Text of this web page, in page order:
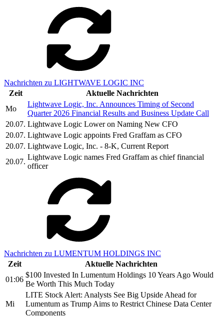
Nachrichten zu LIGHTWAVE LOGIC INC
Zeit
Aktuelle Nachrichten
Mo
Lightwave Logic, Inc. Announces Timing of Second
Quarter 2026 Financial Results and Business Update Call
20.07. Lightwave Logic Lower on Naming New CFO
20.07. Lightwave Logic appoints Fred Graffam as CFO
20.07. Lightwave Logic, Inc. - 8-K, Current Report
20.07.
Lightwave Logic names Fred Graffam as chief financial
officer
Nachrichten zu LUMENTUM HOLDINGS INC
Zeit
Aktuelle Nachrichten
01:06
$100 Invested In Lumentum Holdings 10 Years Ago Would
Be Worth This Much Today
Mi
LITE Stock Alert: Analysts See Big Upside Ahead for
Lumentum as Trump Aims to Restrict Chinese Data Center
Components